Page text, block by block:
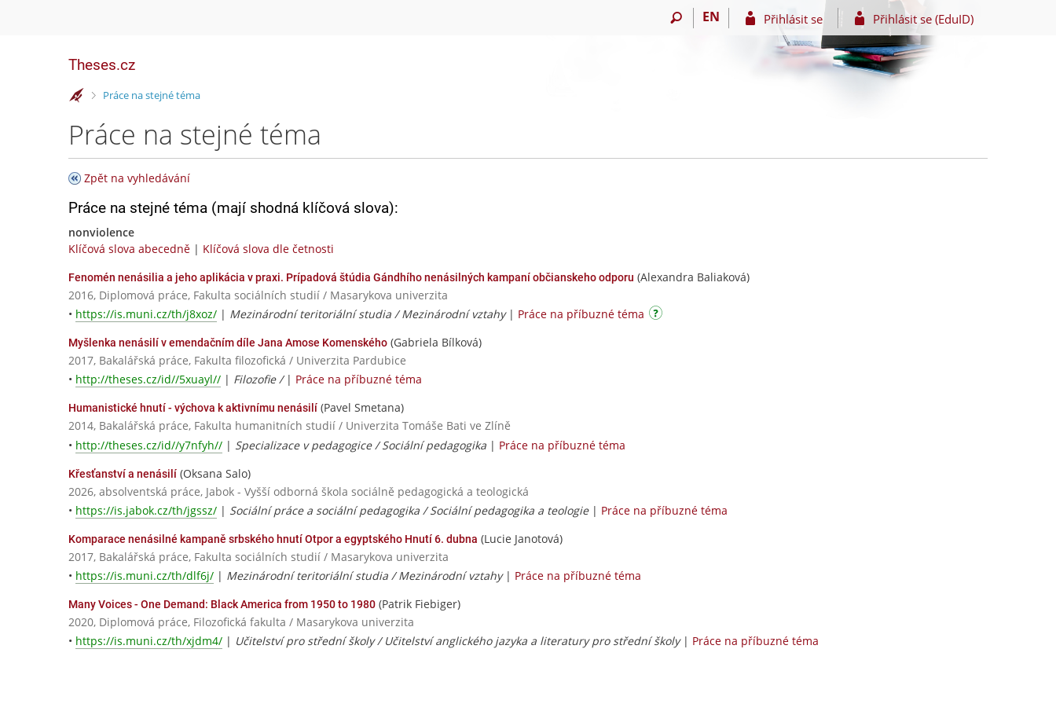
EN Přihlásit se Přihlásit se (EduID)
Theses.cz
>Práce na stejné téma
Práce na stejné téma
Zpět na vyhledávání
Práce na stejné téma (mají shodná klíčová slova):
nonviolence
Klíčová slova abecedně | Klíčová slova dle četnosti
Fenomén nenásilia a jeho aplikácia v praxi. Prípadová štúdia Gándhího nenásilných kampaní občianskeho odporu (Alexandra Baliaková)
2016, Diplomová práce, Fakulta sociálních studií / Masarykova univerzita
• https://is.muni.cz/th/j8xoz/ | Mezinárodní teritoriální studia / Mezinárodní vztahy| Práce na příbuzné téma
Myšlenka nenásilí v emendačním díle Jana Amose Komenského (Gabriela Bílková)
2017, Bakalářská práce, Fakulta filozofická / Univerzita Pardubice
• http://theses.cz/id//5xuayl// | Filozofie / | Práce na příbuzné téma
Humanistické hnutí - výchova k aktivnímu nenásilí (Pavel Smetana)
2014, Bakalářská práce, Fakulta humanitních studií / Univerzita Tomáše Bati ve Zlíně
• http://theses.cz/id//y7nfyh// | Specializace v pedagogice / Sociální pedagogika | Práce na příbuzné téma
Křesťanství a nenásilí (Oksana Salo)
2026, absolventská práce, Jabok - Vyšší odborná škola sociálně pedagogická a teologická
• https://is.jabok.cz/th/jgssz/ | Sociální práce a sociální pedagogika / Sociální pedagogika a teologie| Práce na příbuzné téma
Komparace nenásilné kampaně srbského hnutí Otpor a egyptského Hnutí 6. dubna (Lucie Janotová)
2017, Bakalářská práce, Fakulta sociálních studií / Masarykova univerzita
• https://is.muni.cz/th/dlf6j/ | Mezinárodní teritoriální studia / Mezinárodní vztahy| Práce na příbuzné téma
Many Voices - One Demand: Black America from 1950 to 1980 (Patrik Fiebiger)
2020, Diplomová práce, Filozofická fakulta / Masarykova univerzita
• https://is.muni.cz/th/xjdm4/ | Učitelství pro střední školy / Učitelství anglického jazyka a literatury pro střední školy| Práce na příbuzné téma